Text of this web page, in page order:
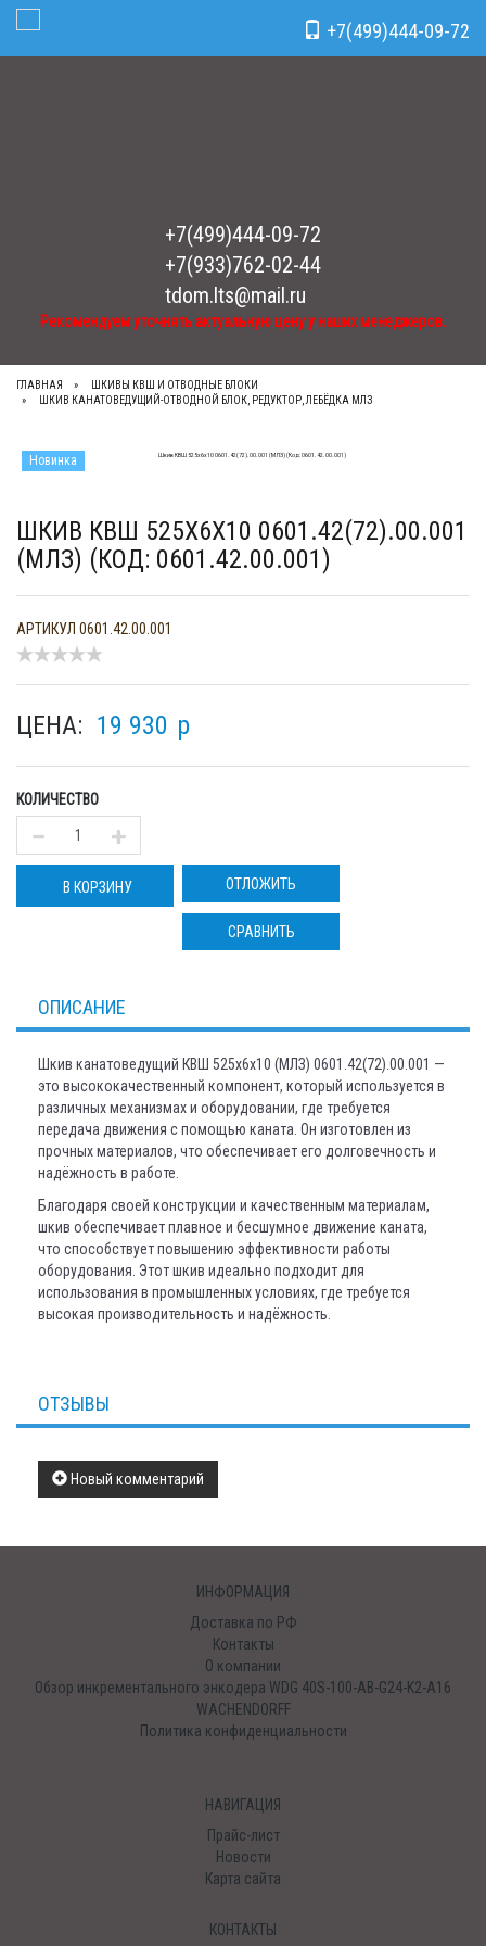
Рекомендуем уточнять актуальную цену у наших менеджеров.
+7(499)444-09-72
+7(933)762-02-44
tdom.lts@mail.ru
Рекомендуем уточнять актуальную цену у наших менеджеров.
+7(499)444-09-72
Toggle Navigation
ГЛАВНАЯ
ШКИВЫ КВШ И ОТВОДНЫЕ БЛОКИ
ШКИВ КАНАТОВЕДУЩИЙ-ОТВОДНОЙ БЛОК, РЕДУКТОР, ЛЕБЁДКА МЛЗ
Новинка
ШКИВ КВШ 525Х6Х10 0601.42(72).00.001
(МЛЗ) (КОД: 0601.42.00.001)
АРТИКУЛ 0601.42.00.001
ЦЕНА: 19 930 p
КОЛИЧЕСТВО
В КОРЗИНУ ОТЛОЖИТЬ
СРАВНИТЬ
ОПИСАНИЕ
Шкив канатоведущий КВШ 525х6х10 (МЛЗ) 0601.42(72).00.001 —
это высококачественный компонент, который используется в
различных механизмах и оборудовании, где требуется
передача движения с помощью каната. Он изготовлен из
прочных материалов, что обеспечивает его долговечность и
надёжность в работе.
Благодаря своей конструкции и качественным материалам,
шкив обеспечивает плавное и бесшумное движение каната,
что способствует повышению эффективности работы
оборудования. Этот шкив идеально подходит для
использования в промышленных условиях, где требуется
высокая производительность и надёжность.
ОТЗЫВЫ
Новый комментарий
ИНФОРМАЦИЯ
Доставка по РФ
Контакты
О компании
Обзор инкрементального энкодера WDG 40S-100-AB-G24-K2-A16
WACHENDORFF
Политика конфиденциальности
НАВИГАЦИЯ
Прайс-лист
Новости
Карта сайта
КОНТАКТЫ